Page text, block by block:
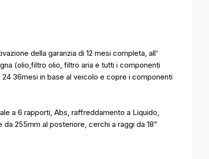
della garanzia di 12 mesi completa, all'
(olio,filtro olio, filtro aria e tutti i componenti
36mesi in base al veicolo e copre i componenti
a 6 rapporti, Abs, raffreddamento a Liquido,
255mm al posteriore, cerchi a raggi da 18”